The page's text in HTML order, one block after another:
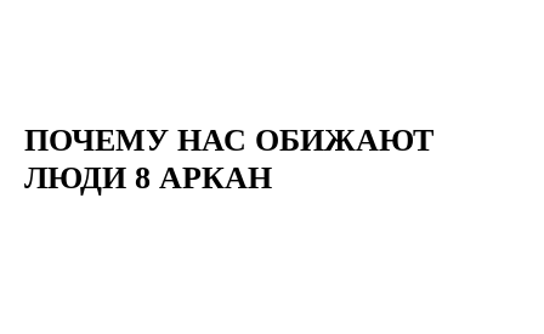
ПОЧЕМУ НАС ОБИЖАЮТ
ЛЮДИ 8 АРКАН